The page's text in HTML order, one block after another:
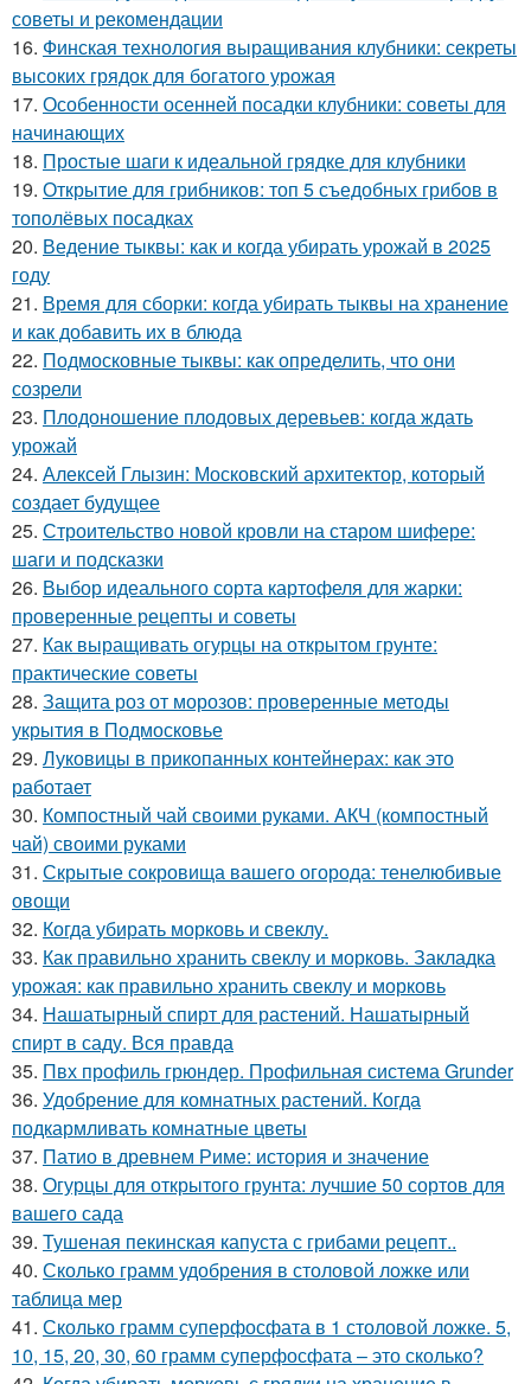
советы и рекомендации
16. Финская технология выращивания клубники: секреты
высоких грядок для богатого урожая
17. Особенности осенней посадки клубники: советы для
начинающих
18. Простые шаги к идеальной грядке для клубники
19. Открытие для грибников: топ 5 съедобных грибов в
тополёвых посадках
20. Ведение тыквы: как и когда убирать урожай в 2025
году
21. Время для сборки: когда убирать тыквы на хранение
и как добавить их в блюда
22. Подмосковные тыквы: как определить, что они
созрели
23. Плодоношение плодовых деревьев: когда ждать
урожай
24. Алексей Глызин: Московский архитектор, который
создает будущее
25. Строительство новой кровли на старом шифере:
шаги и подсказки
26. Выбор идеального сорта картофеля для жарки:
проверенные рецепты и советы
27. Как выращивать огурцы на открытом грунте:
практические советы
28. Защита роз от морозов: проверенные методы
укрытия в Подмосковье
29. Луковицы в прикопанных контейнерах: как это
работает
30. Компостный чай своими руками. АКЧ (компостный
чай) своими руками
31. Скрытые сокровища вашего огорода: тенелюбивые
овощи
32. Когда убирать морковь и свеклу.
33. Как правильно хранить свеклу и морковь. Закладка
урожая: как правильно хранить свеклу и морковь
34. Нашатырный спирт для растений. Нашатырный
спирт в саду. Вся правда
35. Пвх профиль грюндер. Профильная система Grunder
36. Удобрение для комнатных растений. Когда
подкармливать комнатные цветы
37. Патио в древнем Риме: история и значение
38. Огурцы для открытого грунта: лучшие 50 сортов для
вашего сада
39. Тушеная пекинская капуста с грибами рецепт..
40. Сколько грамм удобрения в столовой ложке или
таблица мер
41. Сколько грамм суперфосфата в 1 столовой ложке. 5,
10, 15, 20, 30, 60 грамм суперфосфата – это сколько?